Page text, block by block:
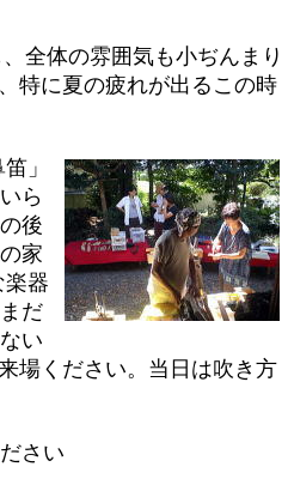
全体の雰囲気も小ぢんまり
特に夏の疲れが出るこの時
」
ら
後
家
楽器
だ
い
場ください。当日は吹き方
さい